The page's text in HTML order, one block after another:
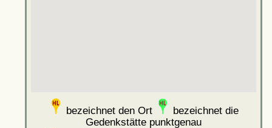
bezeichnet den Ort
bezeichnet die
Gedenkstätte punktgenau